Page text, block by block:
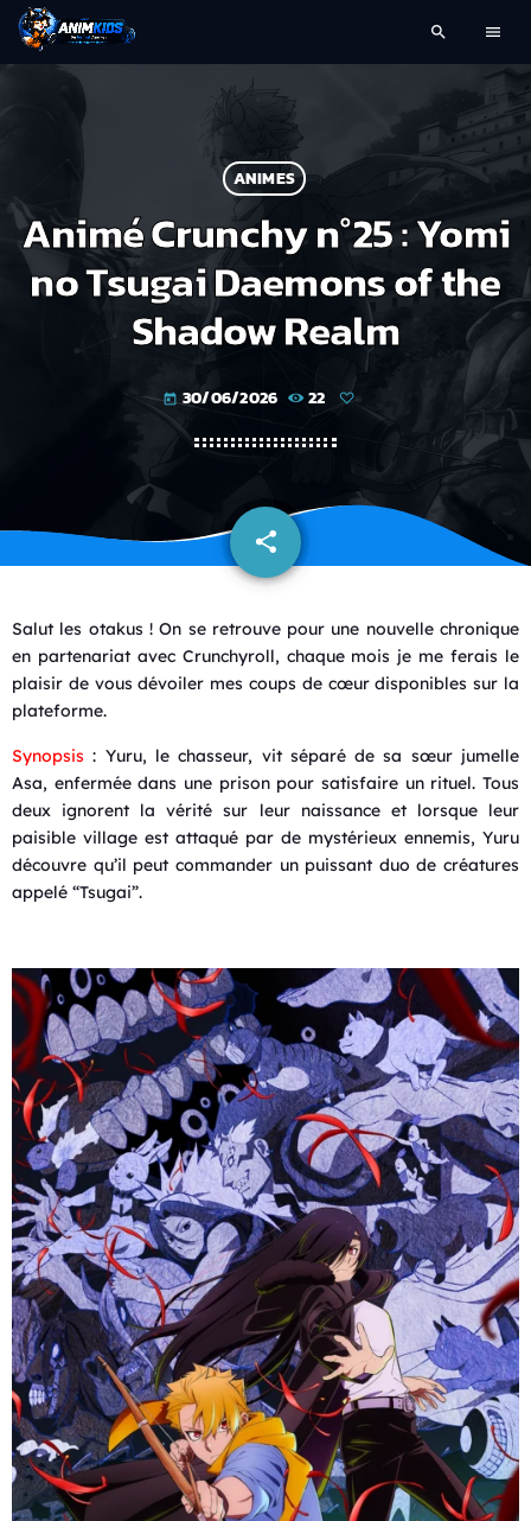
search menu
ANIMES
Animé Crunchy n°25 : Yomi
no Tsugai Daemons of the
Shadow Realm
today 30/06/2026 22
share
email
Salut les otakus ! On se retrouve pour une nouvelle chronique
en partenariat avec Crunchyroll, chaque mois je me ferais le
plaisir de vous dévoiler mes coups de cœur disponibles sur la
plateforme.
Synopsis : Yuru, le chasseur, vit séparé de sa sœur jumelle
Asa, enfermée dans une prison pour satisfaire un rituel. Tous
deux ignorent la vérité sur leur naissance et lorsque leur
paisible village est attaqué par de mystérieux ennemis, Yuru
découvre qu’il peut commander un puissant duo de créatures
appelé “Tsugai”.